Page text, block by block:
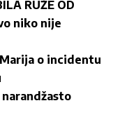
RUŽE OD
niko nije
o incidentu
narandžasto